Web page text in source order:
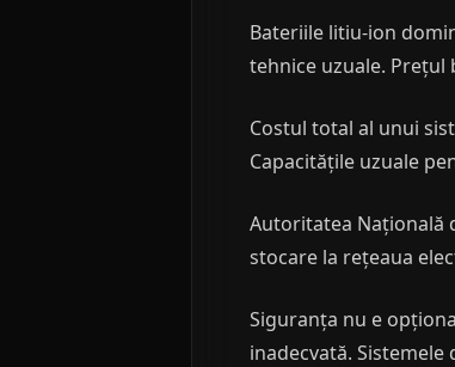
Bateriile litiu-ion
tehnice uzuale. Prețul
Costul total al unui
Capacitățile uzuale
Autoritatea Națională
stocare la rețeaua
Siguranța nu e
inadecvată.